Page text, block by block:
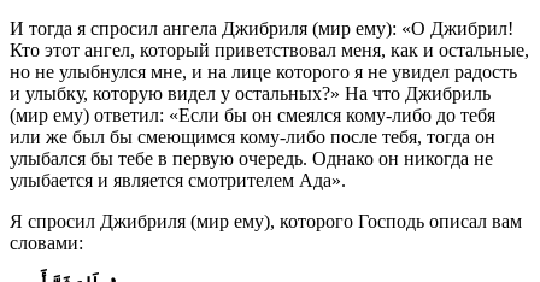
И тогда я спросил ангела Джибриля (мир ему): «О Джибрил!
Кто этот ангел, который приветствовал меня, как и остальные,
но не улыбнулся мне, и на лице которого я не увидел радость
и улыбку, которую видел у остальных?» На что Джибриль
(мир ему) ответил: «Если бы он смеялся кому-либо до тебя
или же был бы смеющимся кому-либо после тебя, тогда он
улыбался бы тебе в первую очередь. Однако он никогда не
улыбается и является смотрителем Ада».
Я спросил Джибриля (мир ему), которого Господь описал вам
словами: